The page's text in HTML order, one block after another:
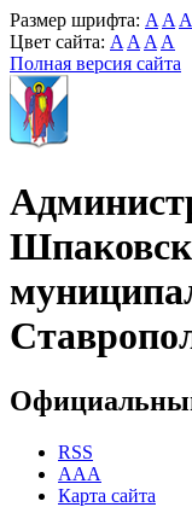
Размер шрифта: A A A
Цвет сайта: A A A A
Полная версия сайта
RSS
AAA
Карта сайта